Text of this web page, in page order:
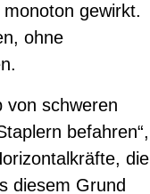
gewirkt.
ohne
von schweren
befahren“,
die
diesem Grund